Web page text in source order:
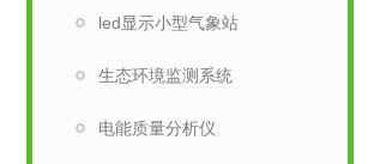
led显示小型气象站
生态环境监测系统
电能质量分析仪